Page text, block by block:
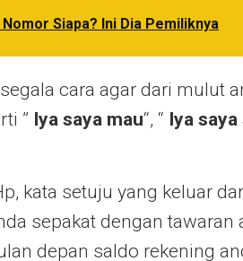
Siapa? Ini Dia Pemiliknya
cara agar dari mulut
” Iya saya mau“, “ Iya
kata setuju yang keluar
sepakat dengan tawaran
depan saldo rekening